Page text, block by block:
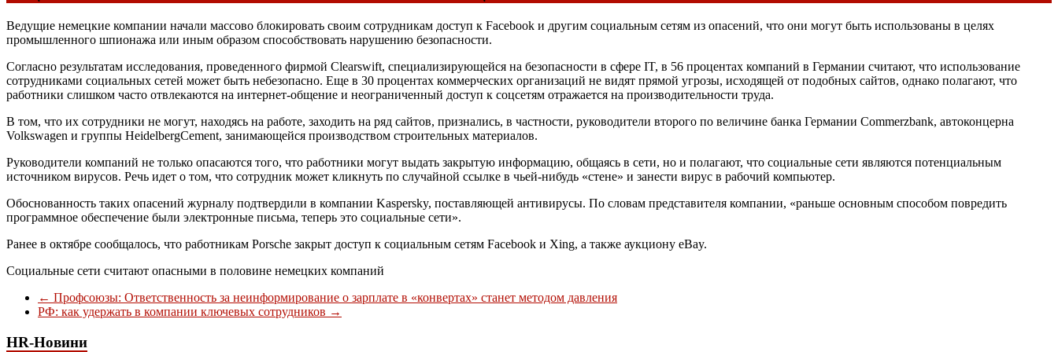
Ведущие немецкие компании начали массово блокировать своим сотрудникам доступ к Facebook и другим социальным сетям из опасений, что они могут быть использованы в целях
промышленного шпионажа или иным образом способствовать нарушению безопасности.
Согласно результатам исследования, проведенного фирмой Clearswift, специализирующейся на безопасности в сфере IT, в 56 процентах компаний в Германии считают, что использование
сотрудниками социальных сетей может быть небезопасно. Еще в 30 процентах коммерческих организаций не видят прямой угрозы, исходящей от подобных сайтов, однако полагают, что
работники слишком часто отвлекаются на интернет-общение и неограниченный доступ к соцсетям отражается на производительности труда.
В том, что их сотрудники не могут, находясь на работе, заходить на ряд сайтов, признались, в частности, руководители второго по величине банка Германии Commerzbank, автоконцерна
Volkswagen и группы HeidelbergCement, занимающейся производством строительных материалов.
Руководители компаний не только опасаются того, что работники могут выдать закрытую информацию, общаясь в сети, но и полагают, что социальные сети являются потенциальным
источником вирусов. Речь идет о том, что сотрудник может кликнуть по случайной ссылке в чьей-нибудь «стене» и занести вирус в рабочий компьютер.
Обоснованность таких опасений журналу подтвердили в компании Kaspersky, поставляющей антивирусы. По словам представителя компании, «раньше основным способом повредить
программное обеспечение были электронные письма, теперь это социальные сети».
Ранее в октябре сообщалось, что работникам Porsche закрыт доступ к социальным сетям Facebook и Xing, а также аукциону eBay.
Социальные сети считают опасными в половине немецких компаний
← Профсоюзы: Ответственность за неинформирование о зарплате в «конвертах» станет методом давления
РФ: как удержать в компании ключевых сотрудников →
HR-Новини